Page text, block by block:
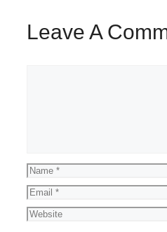
Leave A
Name
Email
Website